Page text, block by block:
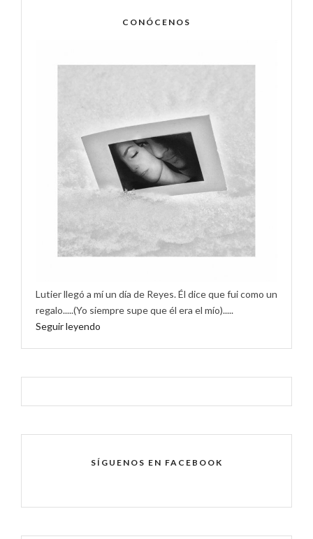
CONÓCENOS
Lutier llegó a mí un día de Reyes. Él dice que fui como un
regalo.....(Yo siempre supe que él era el mío).....
Seguir leyendo
SÍGUENOS EN FACEBOOK